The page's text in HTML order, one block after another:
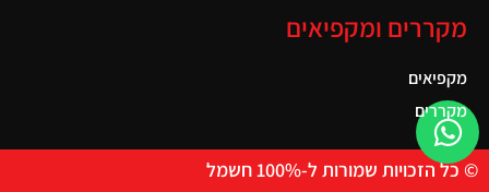
מקררים ומקפיאים
מקפיאים
מקררים
© כל הזכויות שמורות ל-100% חשמל